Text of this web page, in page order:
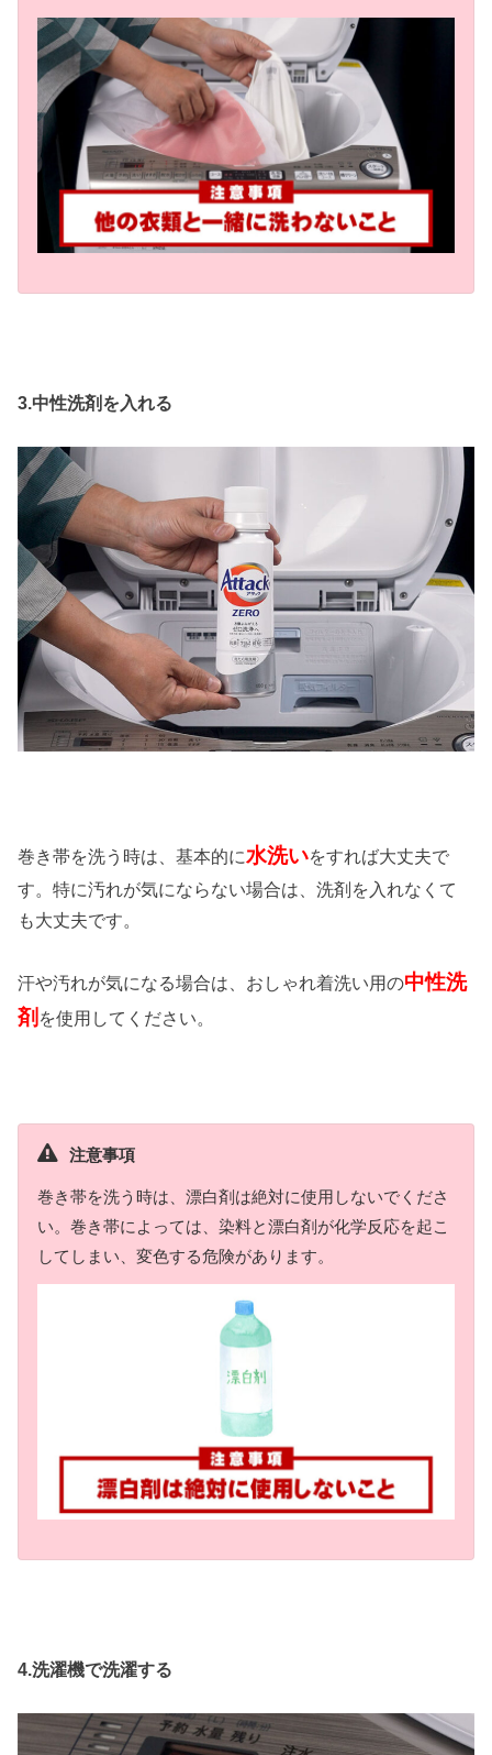
3.中性洗剤を入れる
巻き帯を洗う時は、基本的に水洗いをすれば大丈夫で
す。特に汚れが気にならない場合は、洗剤を入れなくて
も大丈夫です。
汗や汚れが気になる場合は、おしゃれ着洗い用の中性洗
剤 を使用してください。
注意事項
巻き帯を洗う時は、漂白剤は絶対に使用しないでくださ
い。巻き帯によっては、染料と漂白剤が化学反応を起こ
してしまい、変色する危険があります。
4.洗濯機で洗濯する